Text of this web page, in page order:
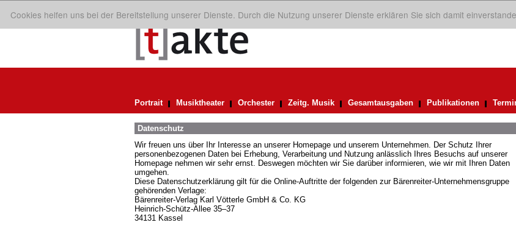
Cookies helfen uns bei der Bereitstellung unserer Dienste. Durch die Nutzung unserer Dienste erklären Sie sich damit
Portrait Musiktheater Orchester Zeitg. Musik Gesamtausgaben Publikationen
Datenschutz
Wir freuen uns über Ihr Interesse an unserer Homepage und unserem Unternehmen. Der Schutz Ihrer
personenbezogenen Daten bei Erhebung, Verarbeitung und Nutzung anlässlich Ihres Besuchs auf unserer
Homepage nehmen wir sehr ernst. Deswegen möchten wir Sie darüber informieren, wie wir mit Ihren Daten
umgehen.
Diese Datenschutzerklärung gilt für die Online-Auftritte der folgenden zur Bärenreiter-Unternehmensgruppe
gehörenden Verlage:
Bärenreiter-Verlag Karl Vötterle GmbH & Co. KG
Heinrich-Schütz-Allee 35–37
34131 Kassel